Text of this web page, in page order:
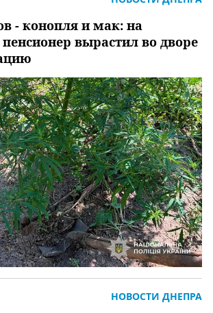
- конопля и мак: на
вырастил во дворе
НОВОСТИ ДНЕПРА